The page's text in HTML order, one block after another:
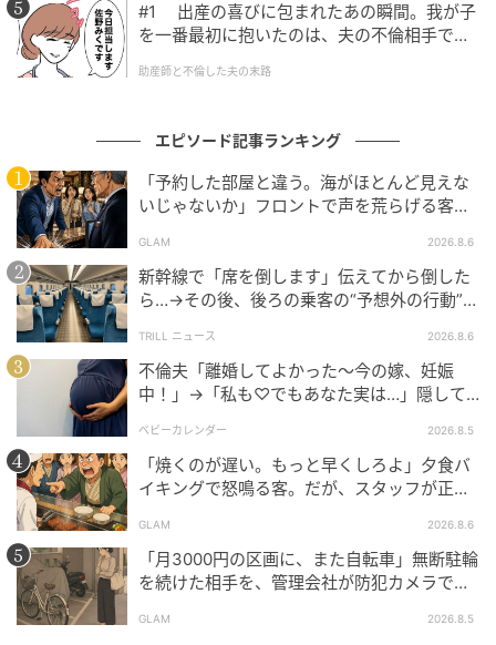
「えー！ 予約してないのに来たの！？」
「先生が困っちゃうよー！」
Bちゃんママのほうを向きながら、悪気のない明るい
トーンで、けれど核心を突くCちゃんママ。
実はCちゃんママ、いわゆる天然ママ。その勢いに押さ
れたのか、Bちゃんママは文句を言いながら帰って行き
ました。
Cちゃんママは「さあ、行こう！」と晴れやかな顔で
教室へ。
Aちゃんママと私は「はっきり言ってくれて助かった
ね」と顔を見合わせ、思わず安堵の笑みがこぼれまし
た。「親がルールを守る姿を見せないとね」と言い合
った出来事でした。
【体験者：30代・女性主婦、回答時期：2026年1月】
※本記事は、執筆ライターが取材した実話です。ライタ
ーがヒアリングした内容となっており、取材対象者の
#1 出産の喜びに包まれたあの瞬間。我が子
を一番最初に抱いたのは、夫の不倫相手でし
助産師と不倫した夫の末路
エピソード記事ランキング
「予約した部屋と違う。海がほとんど見えな
いじゃないか」フロントで声を荒らげる客。
GLAM 2026.8.6
新幹線で「席を倒します」伝えてから倒した
ら…→その後、後ろの乗客の“予想外の行動”に
TRILL ニュース 2026.8.6
不倫夫「離婚してよかった〜今の嫁、妊娠
中！」→「私も♡でもあなた実は…」隠して
ベビーカレンダー 2026.8.5
「焼くのが遅い。もっと早くしろよ」夕食バ
イキングで怒鳴る客。だが、スタッフが正論
GLAM 2026.8.6
「月3000円の区画に、また自転車」無断駐輪
を続けた相手を、管理会社が防犯カメラで特
GLAM 2026.8.5